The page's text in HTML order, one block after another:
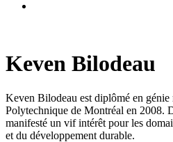
Keven Bilodeau
Keven Bilodeau est diplômé en génie
Polytechnique de Montréal en 2008.
manifesté un vif intérêt pour les
et du développement durable.